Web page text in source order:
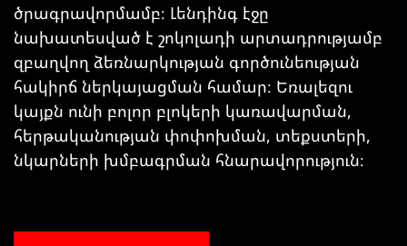
ծրագրավորմամբ։ Լենդինգ էջը
նախատեսված է շոկոլադի արտադրությամբ
զբաղվող ձեռնարկության գործունեության
հակիրճ ներկայացման համար։ Եռալեզու
կայքն ունի բոլոր բլոկերի կառավարման,
հերթականության փոփոխման, տեքստերի,
նկարների խմբագրման հնարավորություն։